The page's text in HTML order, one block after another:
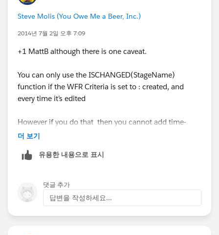
Steve Molis (You Owe Me a Beer, Inc.)
2014년 7월 2일 오후 7:09
+1 MattB although there is one caveat.
You can only use the ISCHANGED(StageName)
function if the WFR Criteria is set to : created, and
every time it’s edited
However if you do that then you cannot add time-
dependent workflow actions. Also known in the
더 보기
유용한 내용으로 표시
댓글 추가
답변을 작성하세요...